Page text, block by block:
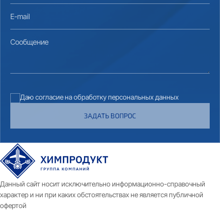
Даю согласие на обработку персональных данных
ЗАДАТЬ ВОПРОС
Данный сайт носит исключительно информационно-справочный
характер и ни при каких обстоятельствах не является публичной
офертой